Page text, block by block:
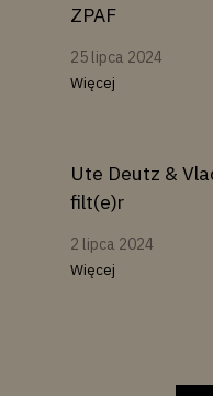
ZPAF
25 lipca 2024
Więcej
Ute Deutz &
filt(e)r
2 lipca 2024
Więcej